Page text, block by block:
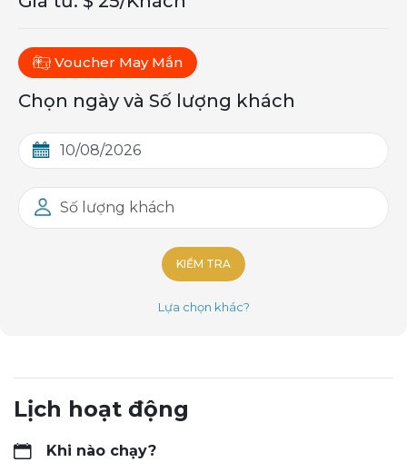
Voucher May Mắn
Chọn ngày và Số lượng khách
Số lượng khách
KIỂM TRA
Lựa chọn khác?
Lịch hoạt động
Khi nào chạy?